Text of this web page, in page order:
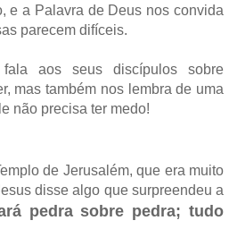
e a Palavra de Deus nos convida
parecem difíceis.
aos seus discípulos sobre
mas também nos lembra de uma
não precisa ter medo!
de Jerusalém, que era muito
disse algo que surpreendeu a
pedra sobre pedra; tudo